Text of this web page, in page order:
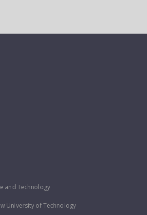
and Technology
University of Technology